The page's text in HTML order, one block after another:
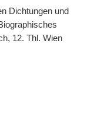
Dichtungen und
12. Thl. Wien